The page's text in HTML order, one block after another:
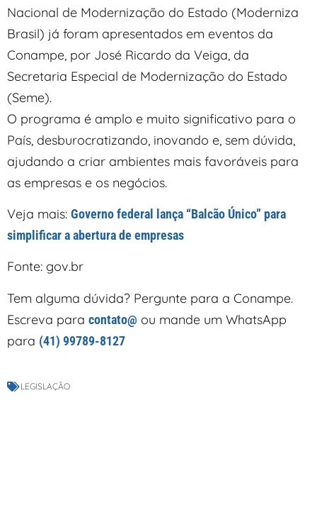
Nacional de Modernização do Estado (Moderniza
Brasil) já foram apresentados em eventos da
Conampe, por José Ricardo da Veiga, da
Secretaria Especial de Modernização do Estado
(Seme).
O programa é amplo e muito significativo para o
País, desburocratizando, inovando e, sem dúvida,
ajudando a criar ambientes mais favoráveis para
as empresas e os negócios.
Veja mais: Governo federal lança “Balcão Único” para
simplificar a abertura de empresas
Fonte: gov.br
Tem alguma dúvida? Pergunte para a Conampe.
Escreva para contato@ ou mande um WhatsApp
para (41) 99789-8127
LEGISLAÇÃO